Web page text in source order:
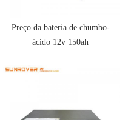
Preço da bateria de chumbo-
ácido 12v 150ah